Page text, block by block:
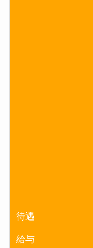
待遇
給与